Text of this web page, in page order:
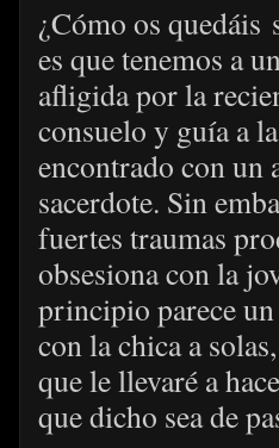
¿Cómo os
es que tenemos a
afligida por la
consuelo y guía a
encontrado con un
sacerdote. Sin
fuertes traumas
obsesiona con la
principio parece
con la chica a
que le llevaré a
que dicho sea de